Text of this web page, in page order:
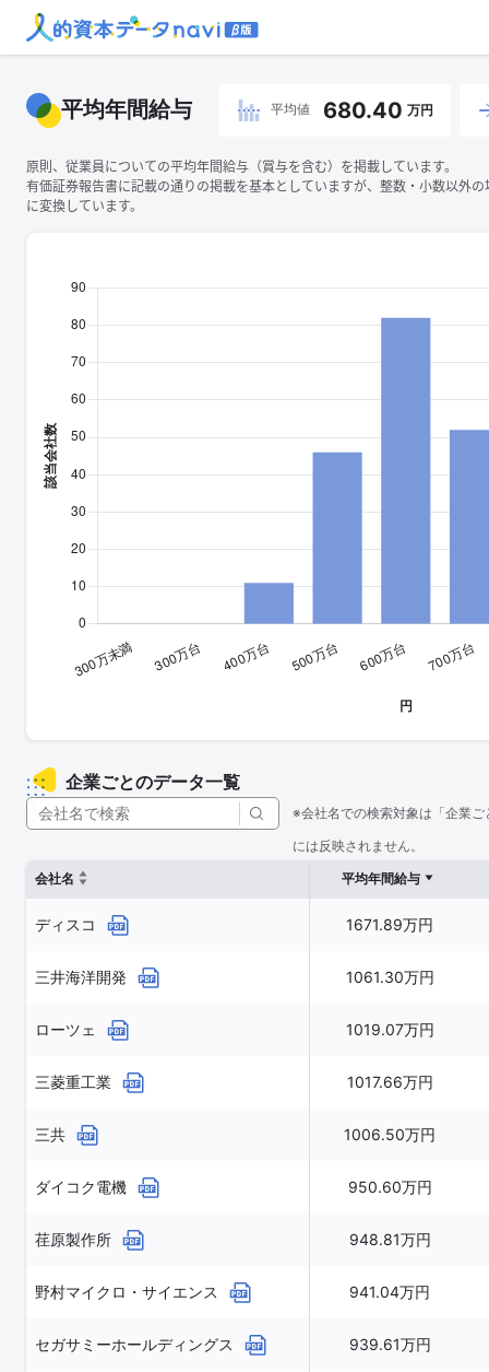
平均年間給与 平均値 680.40 万円
原則、従業員についての平均年間給与（賞与を含む）を掲載しています。
有価証券報告書に記載の通りの掲載を基本としていますが、整数・小数以外
に変換しています。
企業ごとのデータ一覧
※会社名での検索対象は「企業
には反映されません。
会社名
平均年間給与
ディスコ 1671.89万円
三井海洋開発 1061.30万円
ローツェ 1019.07万円
三菱重工業 1017.66万円
三共 1006.50万円
ダイコク電機 950.60万円
荏原製作所 948.81万円
野村マイクロ・サイエンス 941.04万円
セガサミーホールディングス 939.61万円